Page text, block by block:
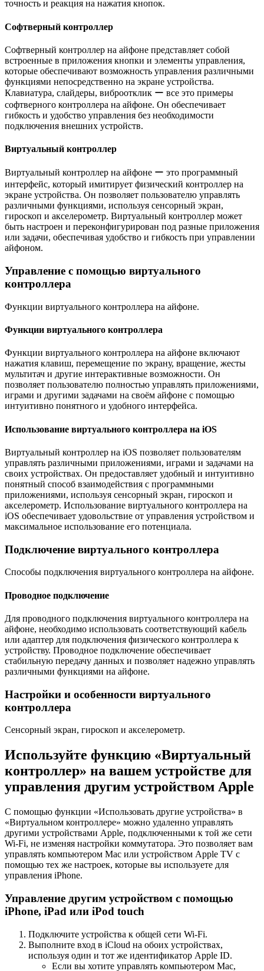
точность и реакция на нажатия кнопок.
Софтверный контроллер
Софтверный контроллер на айфоне представляет собой
встроенные в приложения кнопки и элементы управления,
которые обеспечивают возможность управления различными
функциями непосредственно на экране устройства.​
Клавиатура, слайдеры, виброотклик ー все это примеры
софтверного контроллера на айфоне.​ Он обеспечивает
гибкость и удобство управления без необходимости
подключения внешних устройств.​
Виртуальный контроллер
Виртуальный контроллер на айфоне ー это программный
интерфейс, который имитирует физический контроллер на
экране устройства.​ Он позволяет пользователю управлять
различными функциями, используя сенсорный экран,
гироскоп и акселерометр.​ Виртуальный контроллер может
быть настроен и переконфигурирован под разные приложения
или задачи, обеспечивая удобство и гибкость при управлении
айфоном.​
Управление с помощью виртуального
контроллера
Функции виртуального контроллера на айфоне.​
Функции виртуального контроллера
Функции виртуального контроллера на айфоне включают
нажатия клавиш, перемещение по экрану, вращение, жесты
мультитач и другие интерактивные возможности. Он
позволяет пользователю полностью управлять приложениями,
играми и другими задачами на своём айфоне с помощью
интуитивно понятного и удобного интерфейса.​
Использование виртуального контроллера на iOS
Виртуальный контроллер на iOS позволяет пользователям
управлять различными приложениями, играми и задачами на
своих устройствах.​ Он предоставляет удобный и интуитивно
понятный способ взаимодействия с программными
приложениями, используя сенсорный экран, гироскоп и
акселерометр.​ Использование виртуального контроллера на
iOS обеспечивает удовольствие от управления устройством и
максимальное использование его потенциала.​
Подключение виртуального контроллера
Способы подключения виртуального контроллера на айфоне.
Проводное подключение
Для проводного подключения виртуального контроллера на
айфоне, необходимо использовать соответствующий кабель
или адаптер для подключения физического контроллера к
устройству.​ Проводное подключение обеспечивает
стабильную передачу данных и позволяет надежно управлять
различными функциями на айфоне.​
Настройки и особенности виртуального
контроллера
Сенсорный экран, гироскоп и акселерометр.
Используйте функцию «Виртуальный
контроллер» на вашем устройстве для
управления другим устройством Apple
С помощью функции «Использовать другие устройства» в
«Виртуальном контроллере» можно удаленно управлять
другими устройствами Apple, подключенными к той же сети
Wi-Fi, не изменяя настройки коммутатора. Это позволяет вам
управлять компьютером Mac или устройством Apple TV с
помощью тех же настроек, которые вы используете для
управления iPhone.
Управление другим устройством с помощью
iPhone, iPad или iPod touch
Подключите устройства к общей сети Wi-Fi.
Выполните вход в iCloud на обоих устройствах,
используя один и тот же идентификатор Apple ID.
Если вы хотите управлять компьютером Mac,